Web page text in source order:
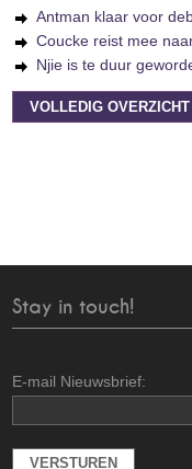
Antman klaar voor
Coucke reist mee
Njie is te duur
VOLLEDIG
Stay in touch!
E-mail Nieuwsbrief: